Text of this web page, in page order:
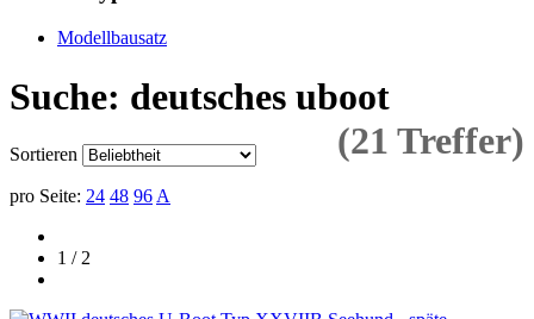
Modellbausatz
Suche: deutsches uboot
(21 Treffer)
Sortieren
pro Seite: 24 48 96 A
1 / 2